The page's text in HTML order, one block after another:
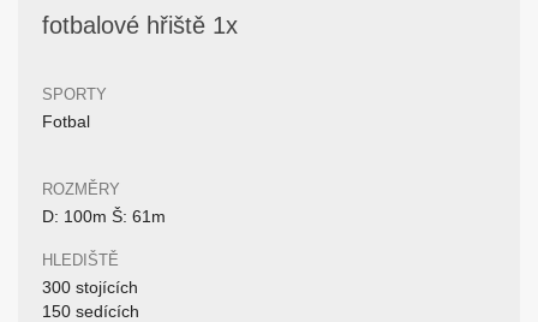
fotbalové hřiště 1x
SPORTY
Fotbal
ROZMĚRY
D: 100m Š: 61m
HLEDIŠTĚ
300 stojících
150 sedících